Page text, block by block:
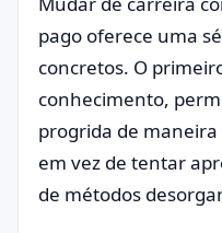
pago oferece uma
concretos. O
conhecimento,
progrida de
em vez de tentar
de métodos